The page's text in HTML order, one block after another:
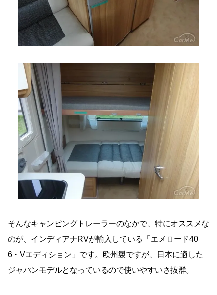
そんなキャンピングトレーラーのなかで、特にオススメな
のが、インディアナRVが輸入している「エメロード40
6・Vエディション」です。欧州製ですが、日本に適した
ジャパンモデルとなっているので使いやすいさ抜群。